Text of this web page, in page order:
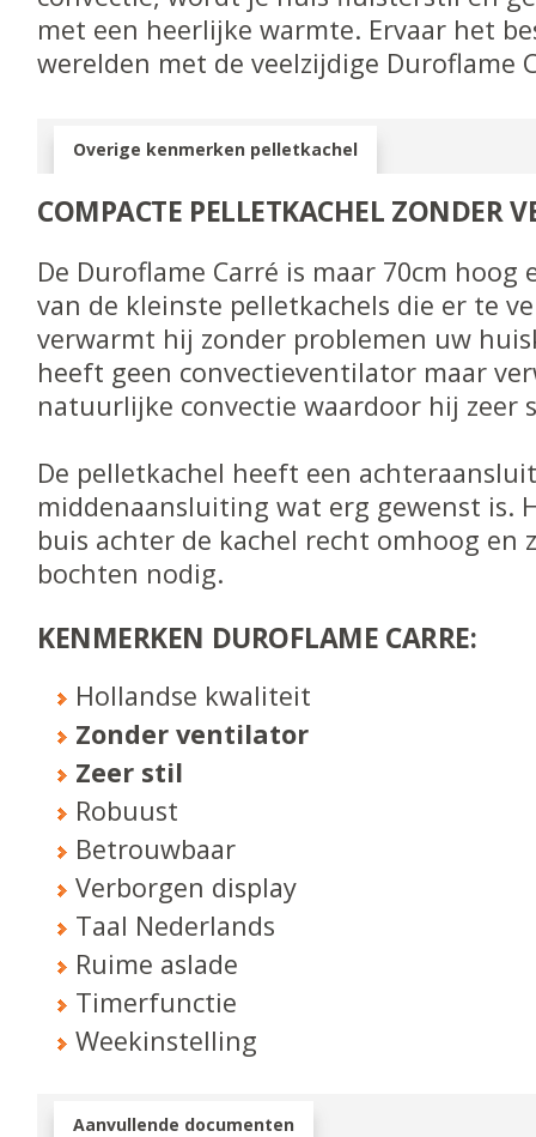
met een heerlijke warmte. Ervaar het
werelden met de veelzijdige Duroflame
Overige kenmerken pelletkachel
COMPACTE PELLETKACHEL ZONDER
De Duroflame Carré is maar 70cm hoog
van de kleinste pelletkachels die er te
verwarmt hij zonder problemen uw
heeft geen convectieventilator maar
natuurlijke convectie waardoor hij zeer
De pelletkachel heeft een
middenaansluiting wat erg gewenst is.
buis achter de kachel recht omhoog en
bochten nodig.
KENMERKEN DUROFLAME CARRE:
Hollandse kwaliteit
Zonder ventilator
Zeer stil
Robuust
Betrouwbaar
Verborgen display
Taal Nederlands
Ruime aslade
Timerfunctie
Weekinstelling
Aanvullende documenten